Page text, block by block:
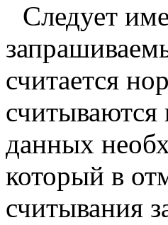
Следует
считается
данных
который в
считывания